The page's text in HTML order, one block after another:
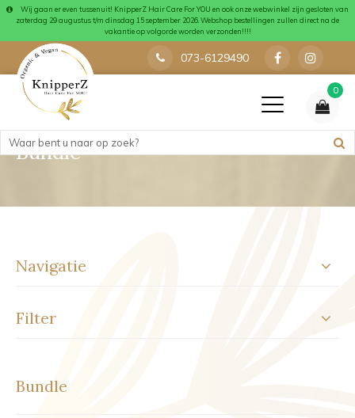
Wij gaan er even tussenuit! KnipperZ Hair Care For YOU en ook onze webwinkel zijn gesloten van
zaterdag 29 augustus t/m dinsdag 15 september 2026. Webshop bestellingen zullen direct na de
vakantie op volgorde worden verzonden!!!!
073-6129490
0
Bundle
Navigatie
Filter
Bundle